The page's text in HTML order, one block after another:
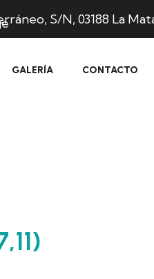
S/N, 03188 La
GALERÍA CONTACTO